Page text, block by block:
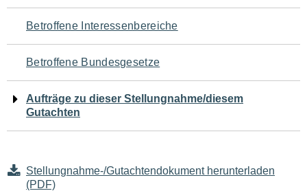
für
den
Seiteninhalt
Betroffene Interessenbereiche
Betroffene Bundesgesetze
Aufträge zu dieser Stellungnahme/diesem
Gutachten
Stellungnahme-/Gutachtendokument herunterladen
(PDF)